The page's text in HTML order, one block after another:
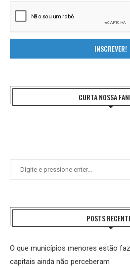
INSCREVER!
CURTA NOSSA
POSTS
O que municípios menores estão
capitais ainda não perceberam